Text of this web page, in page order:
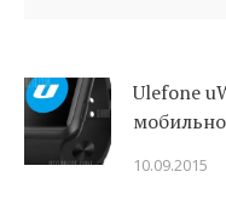
Ulefone
10.09.2015